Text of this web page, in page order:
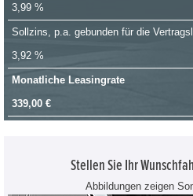
3,99 %
Sollzins, p.a. gebunden für die
3,92 %
Monatliche Leasingrate
339,00 €
Stellen Sie Ihr
Abbildungen zeigen